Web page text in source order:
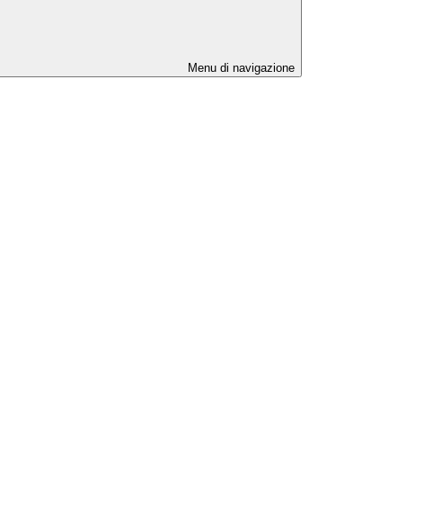
Menu di navigazione